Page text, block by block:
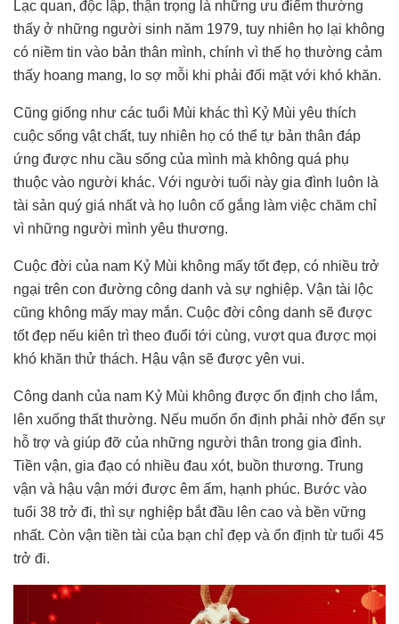
Lạc quan, độc lập, thận trọng là những ưu điểm thường
thấy ở những người sinh năm 1979, tuy nhiên họ lại không
có niềm tin vào bản thân mình, chính vì thế họ thường cảm
thấy hoang mang, lo sợ mỗi khi phải đối mặt với khó khăn.
Cũng giống như các tuổi Mùi khác thì Kỷ Mùi yêu thích
cuộc sống vật chất, tuy nhiên họ có thể tự bản thân đáp
ứng được nhu cầu sống của mình mà không quá phụ
thuộc vào người khác. Với người tuổi này gia đình luôn là
tài sản quý giá nhất và họ luôn cố gắng làm việc chăm chỉ
vì những người mình yêu thương.
Cuộc đời của nam Kỷ Mùi không mấy tốt đẹp, có nhiều trở
ngại trên con đường công danh và sự nghiệp. Vận tài lộc
cũng không mấy may mắn. Cuộc đời công danh sẽ được
tốt đẹp nếu kiên trì theo đuổi tới cùng, vượt qua được mọi
khó khăn thử thách. Hậu vận sẽ được yên vui.
Công danh của nam Kỷ Mùi không được ổn định cho lắm,
lên xuống thất thường. Nếu muốn ổn định phải nhờ đến sự
hỗ trợ và giúp đỡ của những người thân trong gia đình.
Tiền vận, gia đạo có nhiều đau xót, buồn thương. Trung
vận và hậu vận mới được êm ấm, hạnh phúc. Bước vào
tuổi 38 trở đi, thì sự nghiệp bắt đầu lên cao và bền vững
nhất. Còn vận tiền tài của bạn chỉ đẹp và ổn định từ tuổi 45
trở đi.